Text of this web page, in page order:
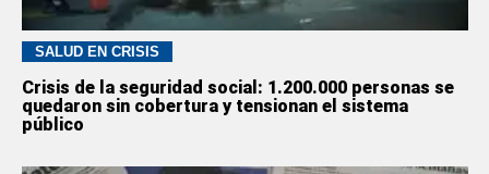
SALUD EN CRISIS
Crisis de la seguridad social: 1.200.000 personas se
quedaron sin cobertura y tensionan el sistema
público